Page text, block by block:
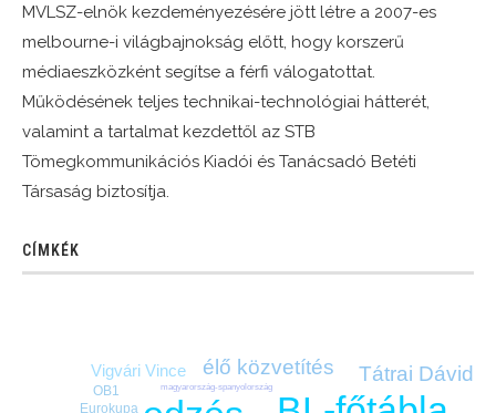
MVLSZ-elnök kezdeményezésére jött létre a 2007-es
melbourne-i világbajnokság előtt, hogy korszerű
médiaeszközként segítse a férfi válogatottat.
Működésének teljes technikai-technológiai hátterét,
valamint a tartalmat kezdettől az STB
Tömegkommunikációs Kiadói és Tanácsadó Betéti
Társaság biztosítja.
CÍMKÉK
Tátrai Dávid
élő közvetítés
Vigvári Vince
Eurokupa
OB1 magyarország-spanyolország